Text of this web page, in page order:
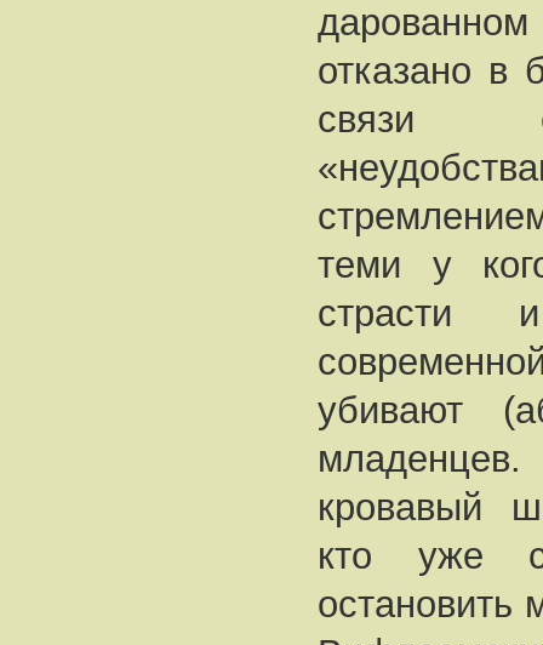
отказано в
связи
теми у
страсти
убивают
кровавый
кто уже
остановить